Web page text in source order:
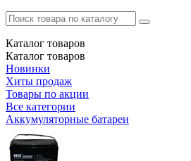
Каталог товаров
Каталог товаров
Новинки
Хиты продаж
Товары по акции
Все категории
Аккумуляторные батареи